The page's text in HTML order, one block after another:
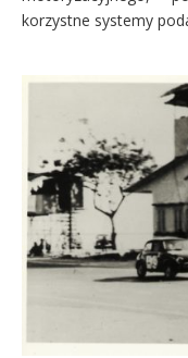
korzystne systemy